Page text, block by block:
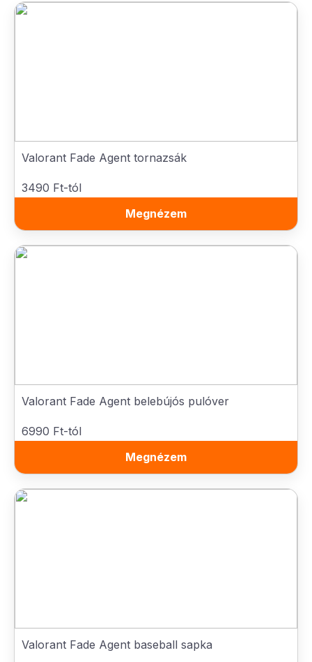
Valorant Fade Agent tornazsák
3490 Ft-tól
Megnézem
Valorant Fade Agent belebújós pulóver
6990 Ft-tól
Megnézem
Valorant Fade Agent baseball sapka